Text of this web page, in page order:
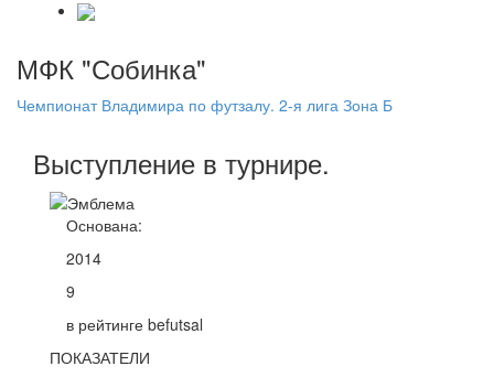
МФК "Собинка"
Чемпионат Владимира по футзалу. 2-я лига Зона Б
Выступление в турнире.
Основана:
2014
9
в рейтинге befutsal
ПОКАЗАТЕЛИ